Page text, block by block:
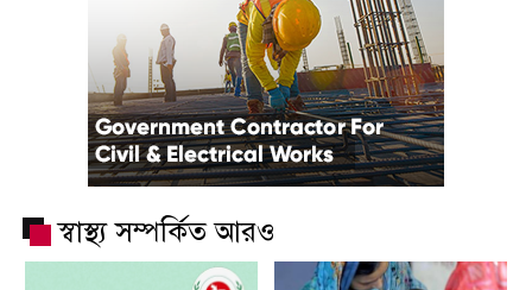
স্বাস্থ্য সম্পর্কিত আরও